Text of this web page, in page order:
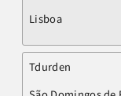
Lisboa
Tdurden